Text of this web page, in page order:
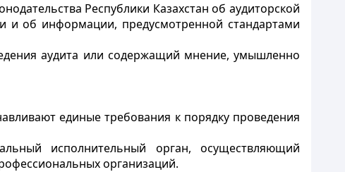
Республики Казахстан об аудиторской
и об информации, предусмотренной стандартами
аудита или содержащий мнение, умышленно
единые требования к порядку проведения
исполнительный орган, осуществляющий
организаций.